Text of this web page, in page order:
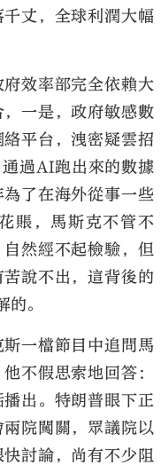
丈，全球利潤大幅
效率部完全依賴大
一是，政府敏感數
平台，洩密疑雲招
過AI跑出來的數據
了在海外從事一些
賬，馬斯克不管不
然經不起檢驗，但
說不出，這背後的
。
一檔節目中追問馬
不假思索地回答：
播出。特朗普眼下正
院闖關，眾議院以
討論，尚有不少阻